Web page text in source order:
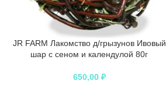
JR FARM Лакомство д/грызунов Ивовый
шар с сеном и календулой 80г
650,00 ₽